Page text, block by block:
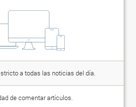
a todas las noticias del día.
de comentar artículos.